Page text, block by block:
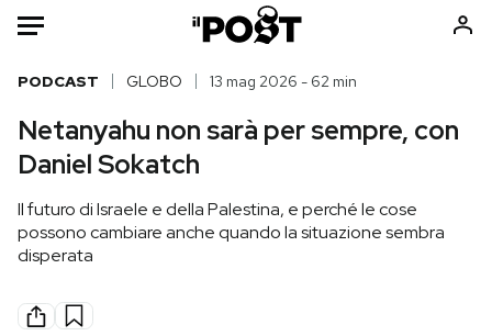
Auto
HOME
Mondo
Politica
Internet
Libri
PODCAST GLOBO 13 mag 2026 - 62 min
Netanyahu non sarà per sempre, con
Daniel Sokatch
Il futuro di Israele e della Palestina, e perché le cose
possono cambiare anche quando la situazione sembra
disperata